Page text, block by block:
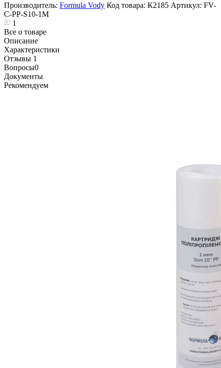
Производитель: Formula Vody Код товара: К2185 Артикул: FV-
C-PP-S10-1M
1
Все о товаре
Описание
Характеристики
Отзывы 1
Вопросы0
Документы
Рекомендуем